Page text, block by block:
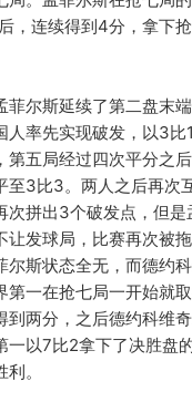
，连续得到4分，拿下
尔斯延续了第二盘末端
率先实现破发，以3比
第五局经过四次平分之
至3比3。两人之后再次
次拼出3个破发点，但是
发球局，比赛再次被拖
尔斯状态全无，而德约
第一在抢七局一开始就
到两分，之后德约科维
一以7比2拿下了决胜盘
。